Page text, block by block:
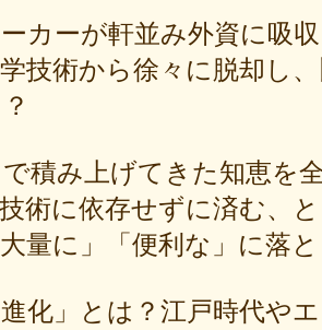
カーが軒並み外資に吸
技術から徐々に脱却し
積み上げてきた知恵を
術に依存せずに済む、
大量に」「便利な」に落
進化」とは？江戸時代や